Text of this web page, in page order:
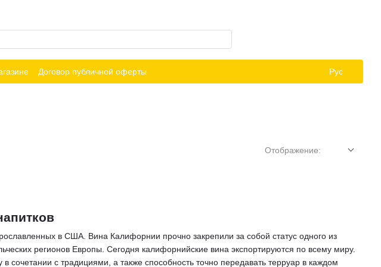
Договор публичной оферты Рус
Отображение:
в США. Вина Калифорнии прочно закрепили за собой статус одного из
регионов Европы. Сегодня калифорнийские вина экспортируются по всему миру.
сочетании с традициями, а также способность точно передавать терруар в каждом